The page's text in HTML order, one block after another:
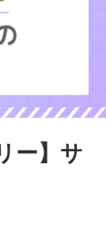
ー】サ